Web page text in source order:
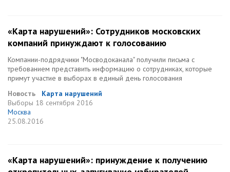
«Карта нарушений»: Сотрудников московских
компаний принуждают к голосованию
Компании-подрядчики "Мосводоканала" получили письма с
требованием представить информацию о сотрудниках, которые
примут участие в выборах в единый день голосования
Новость
Карта нарушений
Выборы 18 сентября 2016
Москва
25.08.2016
«Карта нарушений»: принуждение к получению